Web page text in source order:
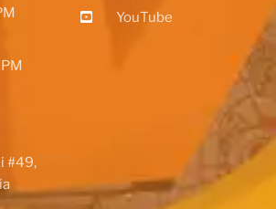
#49,
YouTube